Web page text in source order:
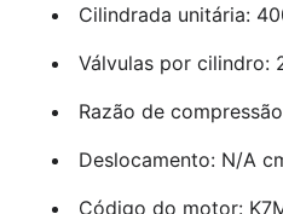
Cilindrada unitária:
Válvulas por cilindro:
Razão de
Deslocamento: N/A
Código do motor: